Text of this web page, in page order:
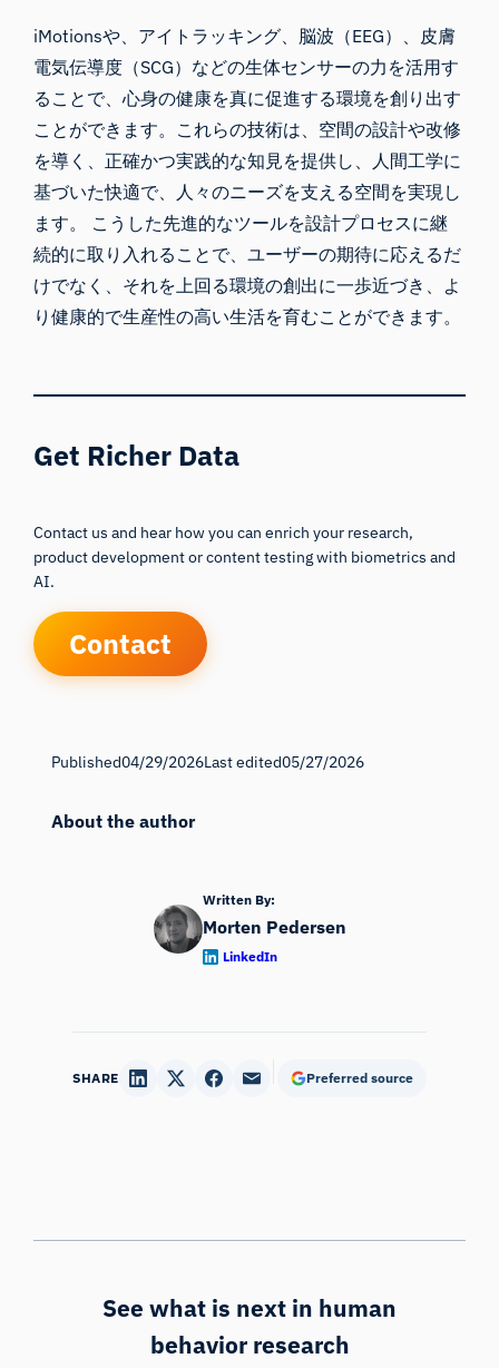
iMotionsや、アイトラッキング、脳波（EEG）、皮膚
電気伝導度（SCG）などの生体センサーの力を活用す
ることで、心身の健康を真に促進する環境を創り出す
ことができます。これらの技術は、空間の設計や改修
を導く、正確かつ実践的な知見を提供し、人間工学に
基づいた快適で、人々のニーズを支える空間を実現し
ます。 こうした先進的なツールを設計プロセスに継
続的に取り入れることで、ユーザーの期待に応えるだ
けでなく、それを上回る環境の創出に一歩近づき、よ
り健康的で生産性の高い生活を育むことができます。
Get Richer Data
Contact us and hear how you can enrich your research,
product development or content testing with biometrics and
AI.
Contact
Published04/29/2026Last edited05/27/2026
About the author
Written By:
Morten Pedersen
LinkedIn
SHARE Preferred source
See what is next in human
behavior research